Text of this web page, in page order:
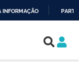
INFORMAÇÃO